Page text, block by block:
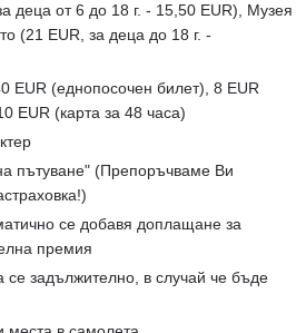
деца от 6 до 18 г. - 15,50 EUR), Музея
(21 EUR, за деца до 18 г. -
EUR (еднопосочен билет), 8 EUR
EUR (карта за 48 часа)
пътуване" (Препоръчваме Ви
се добавя доплащане за
премия
се задължително, в случай че бъде